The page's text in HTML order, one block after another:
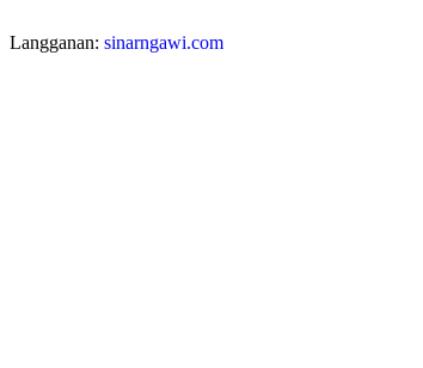
Langganan: sinarngawi.com